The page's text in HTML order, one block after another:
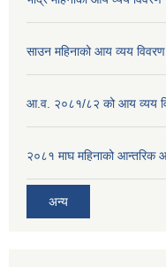
साउन महिनाको आय व्यय विवरण
आ.व. २०८१/८२ को आय व्यय
२०८१ माघ महिनाको आन्तरिक
अन्य